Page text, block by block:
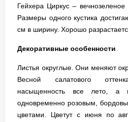
Гейхера Циркус – вечнозеленое
Размеры одного кустика
см в ширину. Хорошо
Декоративные особенности
Листья округлые. Они меняют
Весной салатового
насыщенность все лето, а
одновременно розовым,
цветами. Цветут с июня по